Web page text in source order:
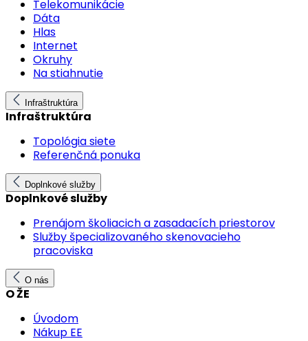
Telekomunikácie
Dáta
Hlas
Internet
Okruhy
Na stiahnutie
Infraštruktúra
Infraštruktúra
Topológia siete
Referenčná ponuka
Doplnkové služby
Doplnkové služby
Prenájom školiacich a zasadacích priestorov
Služby špecializovaného skenovacieho
pracoviska
O nás
O ŽE
Úvodom
Nákup EE